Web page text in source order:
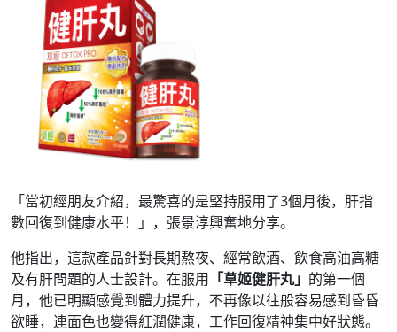
「當初經朋友介紹，最驚喜的是堅持服用了3個月後，肝指
數回復到健康水平！」，張景淳興奮地分享。
他指出，這款產品針對長期熬夜、經常飲酒、飲食高油高糖
及有肝問題的人士設計。在服用 「草姬健肝丸」 的第一個
月，他已明顯感覺到體力提升，不再像以往般容易感到昏昏
欲睡，連面色也變得紅潤健康，工作回復精神集中好狀態。